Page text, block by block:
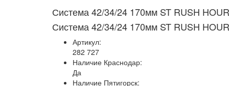
Система 42/34/24 170мм ST RUSH HOUR
Система 42/34/24 170мм ST RUSH HOUR
Артикул:
282 727
Наличие Краснодар:
Да
Наличие Пятигорск: